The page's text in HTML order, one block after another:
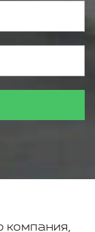
компания,